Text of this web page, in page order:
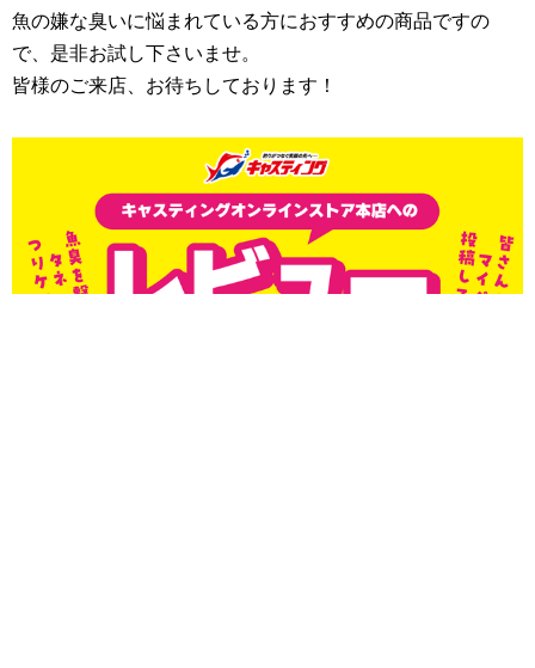
魚の嫌な臭いに悩まれている方におすすめの商品ですの
で、是非お試し下さいませ。
皆様のご来店、お待ちしております！